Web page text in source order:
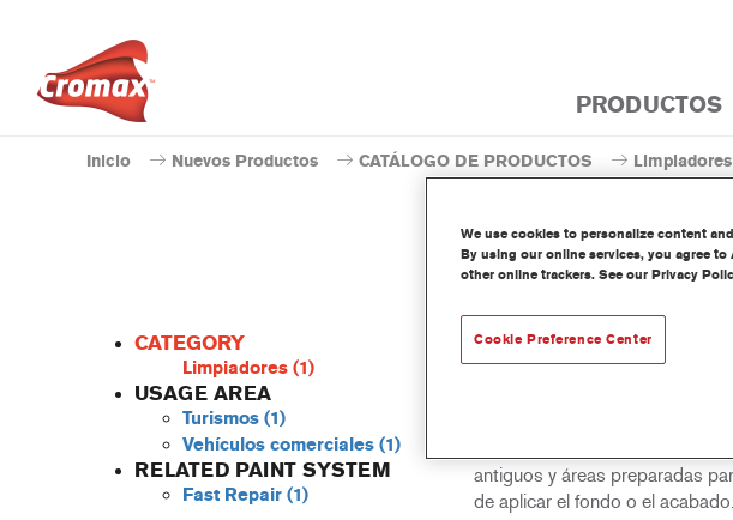
PRODUCTOS
Inicio Nuevos Productos CATÁLOGO DE PRODUCTOS Limpiadores
CATEGORY
Limpiadores (1)
USAGE AREA
Turismos (1)
Vehículos comerciales (1)
RELATED PAINT SYSTEM
Fast Repair (1)
Waterborne Final Clean
antiguos y áreas preparadas
de aplicar el fondo o el acabado.
We use cookies to personalize content
By using our online services, you agree
other online trackers. See our Privacy
Cookie Preference Center